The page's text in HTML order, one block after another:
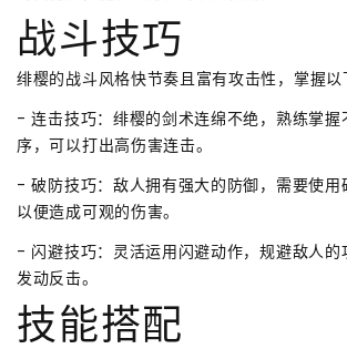
战斗技巧
绯樱的战斗风格快节奏且富有攻击性，掌握以
- 连击技巧：绯樱的剑术连绵不绝，熟练掌握
序，可以打出高伤害连击。
- 破防技巧：敌人拥有强大的防御，需要使用
以便造成可观的伤害。
- 闪避技巧：灵活运用闪避动作，规避敌人的
发动反击。
技能搭配